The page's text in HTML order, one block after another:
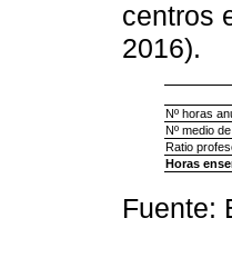
centros
2016).
Nº horas
Nº medio
Ratio
Horas
Fuente: